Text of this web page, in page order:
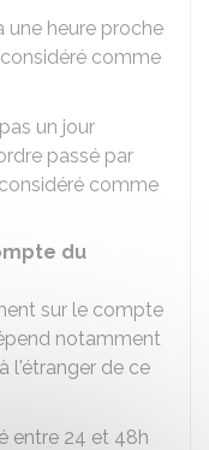
une heure proche
considéré comme
un jour
passé par
comme
du
sur le compte
notamment
l'étranger de ce
entre 24 et 48h